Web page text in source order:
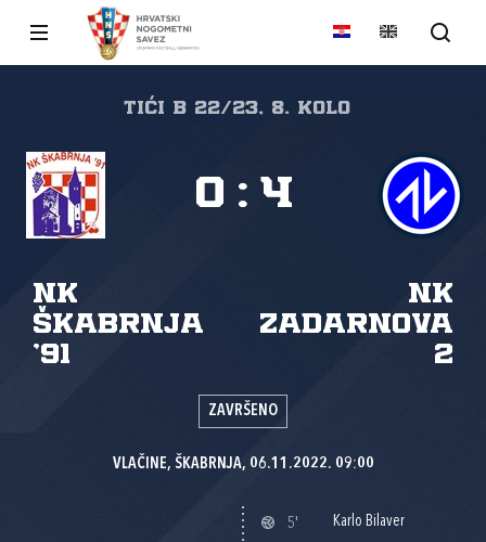
TIĆI B 22/23, 8. kolo
NK
Škabrnja
'91
NK
Zadarnova
2
0 : 4
ZAVRŠENO
VLAČINE, ŠKABRNJA, 06.11.2022. 09:00
5'
Karlo Bilaver